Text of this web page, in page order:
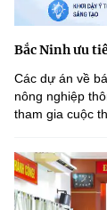
Bắc Ninh ưu
Các dự án về
nông nghiệp
tham gia cuộc